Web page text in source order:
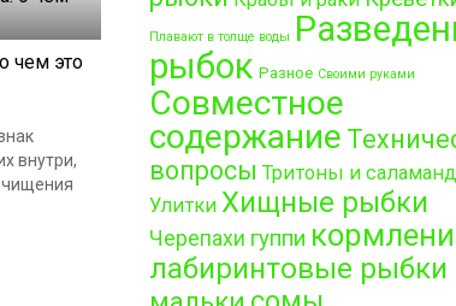
чем это
внутри,
Плавают в толще воды
рыбок Разное Своими руками
Совместное
содержание
вопросы Тритоны и
Улитки Хищные рыбки
Черепахи гуппи
лабиринтовые рыбки